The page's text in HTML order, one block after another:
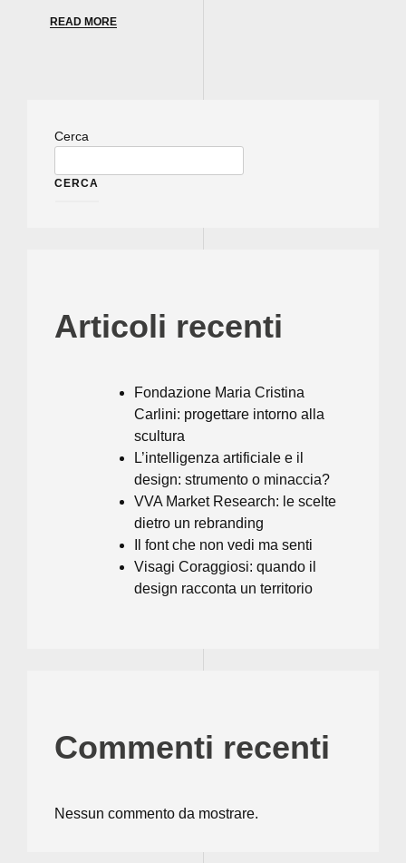
READ MORE
Cerca
CERCA
Articoli recenti
Fondazione Maria Cristina
Carlini: progettare intorno alla
scultura
L’intelligenza artificiale e il
design: strumento o minaccia?
VVA Market Research: le scelte
dietro un rebranding
Il font che non vedi ma senti
Visagi Coraggiosi: quando il
design racconta un territorio
Commenti recenti
Nessun commento da mostrare.